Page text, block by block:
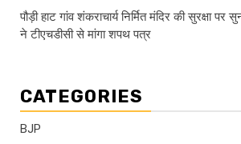
पौड़ी हाट गांव शंकराचार्य निर्मित मंदिर की सुरक्षा पर
ने टीएचडीसी से मांगा शपथ पत्र
CATEGORIES
BJP